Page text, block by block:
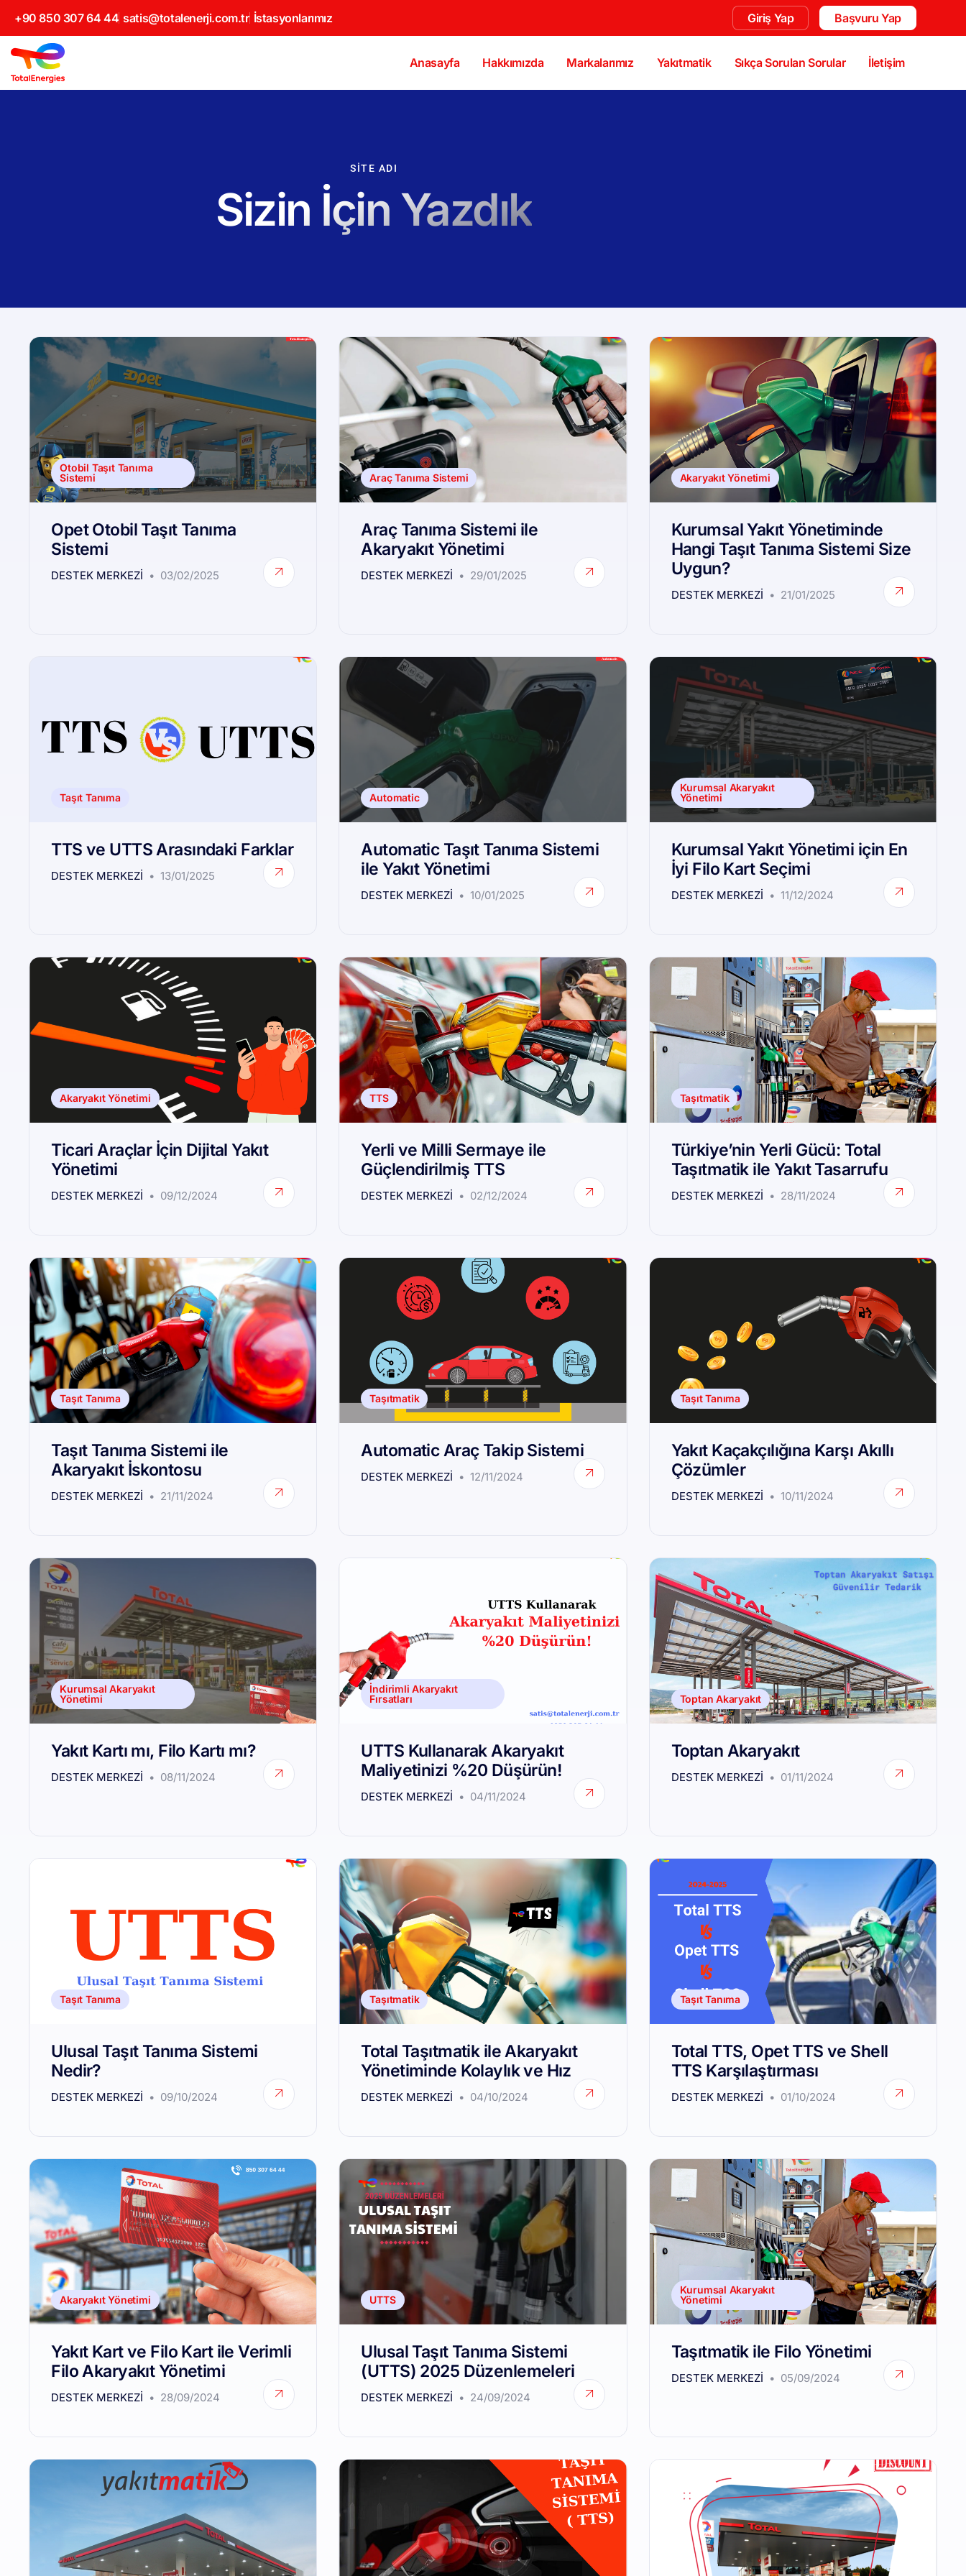
+90 850 307 64 44 satis@totalenerji.com.tr İstasyonlarımız Giriş Yap Başvuru Yap
Anasayfa Hakkımızda Markalarımız Yakıtmatik Sıkça Sorulan Sorular İletişim
SITE ADI
Sizin İçin Yazdık
Otobil Taşıt Tanıma
Sistemi
Opet Otobil Taşıt Tanıma
Sistemi
DESTEK MERKEZI 03/02/2025
Araç Tanıma Sistemi
Araç Tanıma Sistemi ile
Akaryakıt Yönetimi
DESTEK MERKEZI 29/01/2025
Akaryakıt Yönetimi
Kurumsal Yakıt Yönetiminde
Hangi Taşıt Tanıma Sistemi Size
Uygun?
DESTEK MERKEZI 21/01/2025
Taşıt Tanıma
TTS ve UTTS Arasındaki Farklar
DESTEK MERKEZI 13/01/2025
Automatic
Automatic Taşıt Tanıma Sistemi
ile Yakıt Yönetimi
DESTEK MERKEZI 10/01/2025
Kurumsal Akaryakıt
Yönetimi
Kurumsal Yakıt Yönetimi için En
İyi Filo Kart Seçimi
DESTEK MERKEZI 11/12/2024
Akaryakıt Yönetimi
Ticari Araçlar İçin Dijital Yakıt
Yönetimi
DESTEK MERKEZI 09/12/2024
TTS
Yerli ve Milli Sermaye ile
Güçlendirilmiş TTS
DESTEK MERKEZI 02/12/2024
Taşıtmatik
Türkiye’nin Yerli Gücü: Total
Taşıtmatik ile Yakıt Tasarrufu
DESTEK MERKEZI 28/11/2024
Taşıt Tanıma
Taşıt Tanıma Sistemi ile
Akaryakıt İskontosu
DESTEK MERKEZI 21/11/2024
Taşıtmatik
Automatic Araç Takip Sistemi
DESTEK MERKEZI 12/11/2024
Taşıt Tanıma
Yakıt Kaçakçılığına Karşı Akıllı
Çözümler
DESTEK MERKEZI 10/11/2024
Kurumsal Akaryakıt
Yönetimi
Yakıt Kartı mı, Filo Kartı mı?
DESTEK MERKEZI 08/11/2024
İndirimli Akaryakıt
Fırsatları
UTTS Kullanarak Akaryakıt
Maliyetinizi %20 Düşürün!
DESTEK MERKEZI 04/11/2024
Toptan Akaryakıt
Toptan Akaryakıt
DESTEK MERKEZI 01/11/2024
Taşıt Tanıma
Ulusal Taşıt Tanıma Sistemi
Nedir?
DESTEK MERKEZI 09/10/2024
Taşıtmatik
Total Taşıtmatik ile Akaryakıt
Yönetiminde Kolaylık ve Hız
DESTEK MERKEZI 04/10/2024
Taşıt Tanıma
Total TTS, Opet TTS ve Shell
TTS Karşılaştırması
DESTEK MERKEZI 01/10/2024
Akaryakıt Yönetimi
Yakıt Kart ve Filo Kart ile Verimli
Filo Akaryakıt Yönetimi
DESTEK MERKEZI 28/09/2024
UTTS
Ulusal Taşıt Tanıma Sistemi
(UTTS) 2025 Düzenlemeleri
DESTEK MERKEZI 24/09/2024
Kurumsal Akaryakıt
Yönetimi
Taşıtmatik ile Filo Yönetimi
DESTEK MERKEZI 05/09/2024